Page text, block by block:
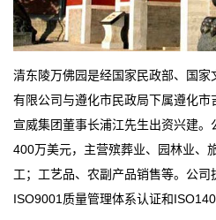
清东陵万佛园是经国家民政部、国家
有限公司与遵化市民政局下属遵化
宣威集团董事长浦江先生出资兴建
400万美元，主营殡葬业、园林业、
工；工艺品、农副产品销售等。公
ISO9001质量管理体系认证和